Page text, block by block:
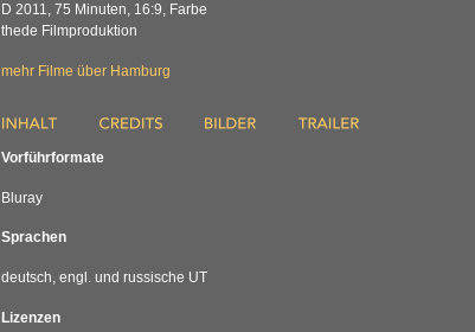
D 2011, 75 Minuten, 16:9, Farbe
thede Filmproduktion
mehr Filme über Hamburg
Vorführformate
Bluray
Sprachen
deutsch, engl. und russische UT
Lizenzen